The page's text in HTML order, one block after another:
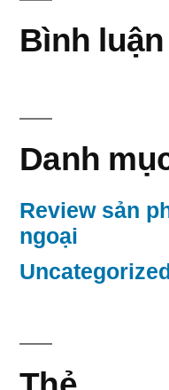
Bình
Danh
Review sản
ngoại
Uncategorized